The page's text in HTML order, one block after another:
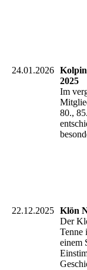
24.01.2026
2025
Im
80.,
22.12.2025 Klön
Der
Tenne
einem